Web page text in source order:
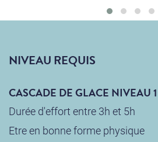
NIVEAU REQUIS
CASCADE DE GLACE NIVEAU
Durée d'effort entre 3h et 5h
Etre en bonne forme physique